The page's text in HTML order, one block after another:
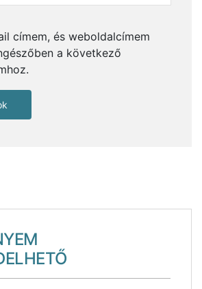
címem, és weboldalcímem
a következő